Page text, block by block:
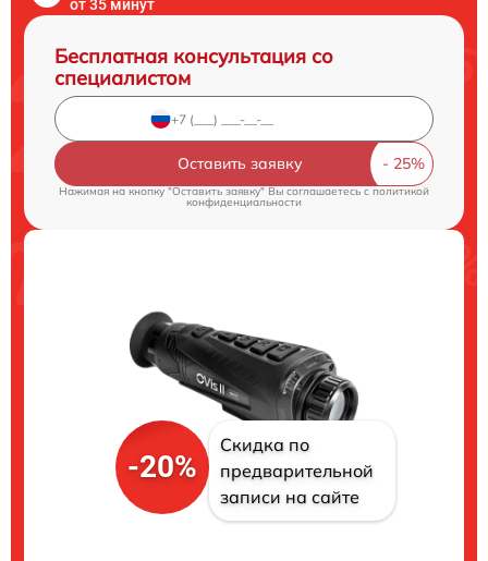
от 35 минут
Бесплатная консультация со
специалистом
Оставить заявку
Нажимая на кнопку "Оставить заявку" Вы соглашаетесь c политикой
конфиденциальности
-20%
Скидка по
предварительной
записи на сайте